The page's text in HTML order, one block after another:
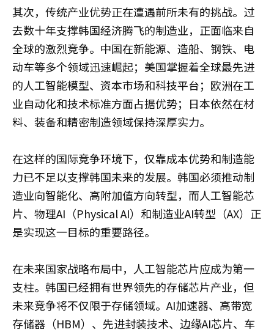
其次，传统产业优势正在遭遇前所未有的挑战。过
去数十年支撑韩国经济腾飞的制造业，正面临来自
全球的激烈竞争。中国在新能源、造船、钢铁、电
动车等多个领域迅速崛起；美国掌握着全球最先进
的人工智能模型、资本市场和科技平台；欧洲在工
业自动化和技术标准方面占据优势；日本依然在材
料、装备和精密制造领域保持深厚实力。
在这样的国际竞争环境下，仅靠成本优势和制造能
力已不足以支撑韩国未来的发展。韩国必须推动制
造业向智能化、高附加值方向转型，而人工智能芯
片、物理AI（Physical AI）和制造业AI转型（AX）正
是实现这一目标的重要路径。
在未来国家战略布局中，人工智能芯片应成为第一
支柱。韩国已经拥有世界领先的存储芯片产业，但
未来竞争将不仅限于存储领域。AI加速器、高带宽
存储器（HBM）、先进封装技术、边缘AI芯片、车